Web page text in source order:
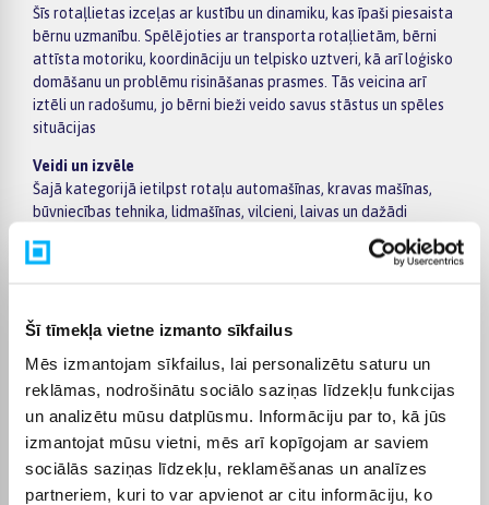
Šī tīmekļa vietne izmanto sīkfailus
Mēs izmantojam sīkfailus, lai personalizētu saturu un
reklāmas, nodrošinātu sociālo saziņas līdzekļu funkcijas
un analizētu mūsu datplūsmu. Informāciju par to, kā jūs
izmantojat mūsu vietni, mēs arī kopīgojam ar saviem
sociālās saziņas līdzekļu, reklamēšanas un analīzes
partneriem, kuri to var apvienot ar citu informāciju, ko
Šīs rotaļlietas izceļas ar kustību un dinamiku, kas īpaši piesaista
bērnu uzmanību. Spēlējoties ar transporta rotaļlietām, bērni
attīsta motoriku, koordināciju un telpisko uztveri, kā arī loģisko
domāšanu un problēmu risināšanas prasmes. Tās veicina arī
iztēli un radošumu, jo bērni bieži veido savus stāstus un spēles
situācijas
Veidi un izvēle
Šajā kategorijā ietilpst rotaļu automašīnas, kravas mašīnas,
būvniecības tehnika, lidmašīnas, vilcieni, laivas un dažādi
attālināti vadāmi modeļi. Pieejami gan vienkārši modeļi
mazākiem bērniem, gan sarežģītāki un interaktīvāki varianti
Kam piemēroti
Mašīnas, lidmašīnas un cits transports ir piemēroti dažāda
vecuma bērniem – no pašiem mazākajiem līdz vecākiem
bērniem. Tās ir lieliski piemērotas gan individuālai rotaļai, gan
spēlēm kopā ar citiem, palīdzot attīstīt sociālās prasmes un
iztēli. Šīs rotaļlietas ļauj bērniem labāk izprast apkārtējo
pasauli un transporta nozīmi tajā.